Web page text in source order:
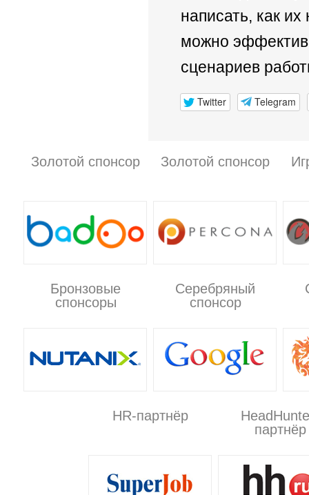
написать, как
можно
сценариев
Twitter Telegram
Золотой спонсор Золотой спонсор
Бронзовые
спонсоры
Серебряный
спонсор
HR-партнёр
партнёр